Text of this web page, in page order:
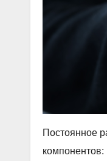
Постоянное
компонентов: